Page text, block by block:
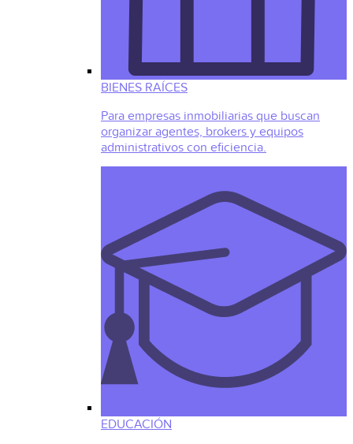
BIENES RAÍCES
Para empresas inmobiliarias que buscan
organizar agentes, brokers y equipos
administrativos con eficiencia.
EDUCACIÓN